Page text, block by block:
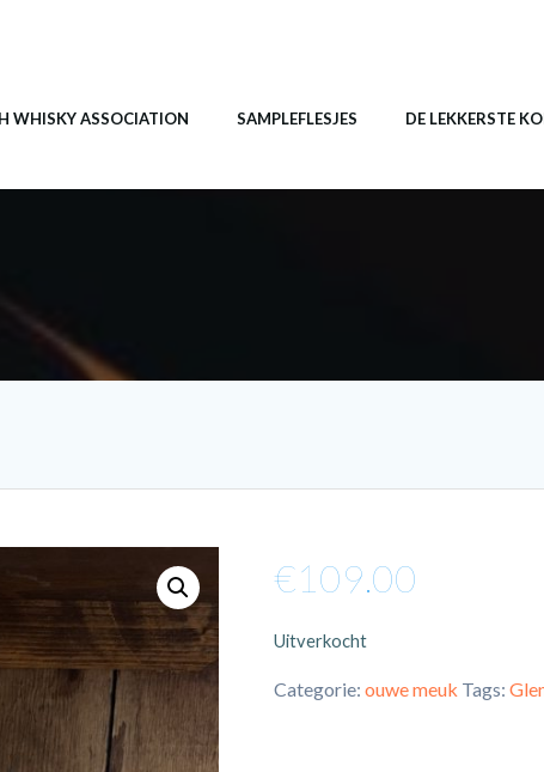
WHISKY ASSOCIATION SAMPLEFLESJES DE LEKKERSTE
€109.00
Uitverkocht
Categorie: ouwe meuk Tags: